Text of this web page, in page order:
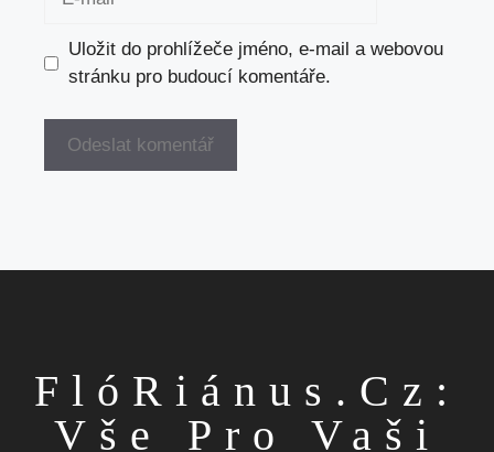
Uložit do prohlížeče jméno, e-mail a webovou
stránku pro budoucí komentáře.
FlóRiánus.cz:
Vše Pro Vaši